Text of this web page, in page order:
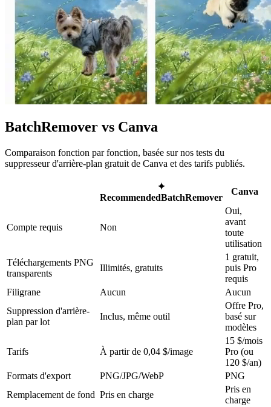
BatchRemover vs Canva
Comparaison fonction par fonction, basée sur nos tests du
suppresseur d'arrière-plan gratuit de Canva et des tarifs publiés.
✦
RecommendedBatchRemover
Canva
Compte requis Non
Oui,
avant
toute
utilisation
Téléchargements PNG
transparents
Illimités, gratuits
1 gratuit,
puis Pro
requis
Filigrane
Aucun
Aucun
Suppression d'arrière-
plan par lot
Inclus, même outil
Offre Pro,
basé sur
modèles
Tarifs À partir de 0,04 $/image
15 $/mois
Pro (ou
120 $/an)
Formats d'export
PNG/JPG/WebP
PNG
Remplacement de fond Pris en charge
Pris en
charge